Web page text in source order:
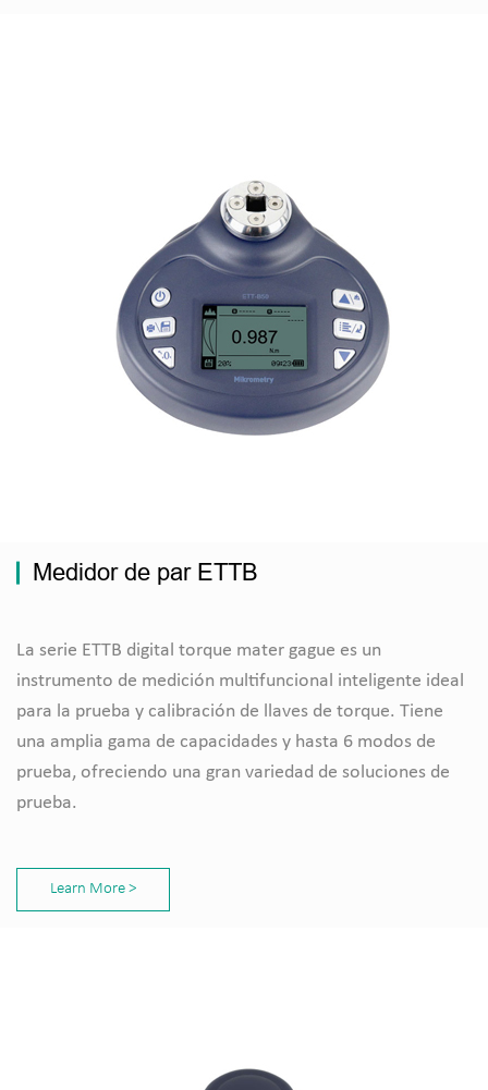
Medidor de par ETTB
La serie ETTB digital torque mater gague es un
instrumento de medición multifuncional inteligente ideal
para la prueba y calibración de llaves de torque. Tiene
una amplia gama de capacidades y hasta 6 modos de
prueba, ofreciendo una gran variedad de soluciones de
prueba.
Learn More >